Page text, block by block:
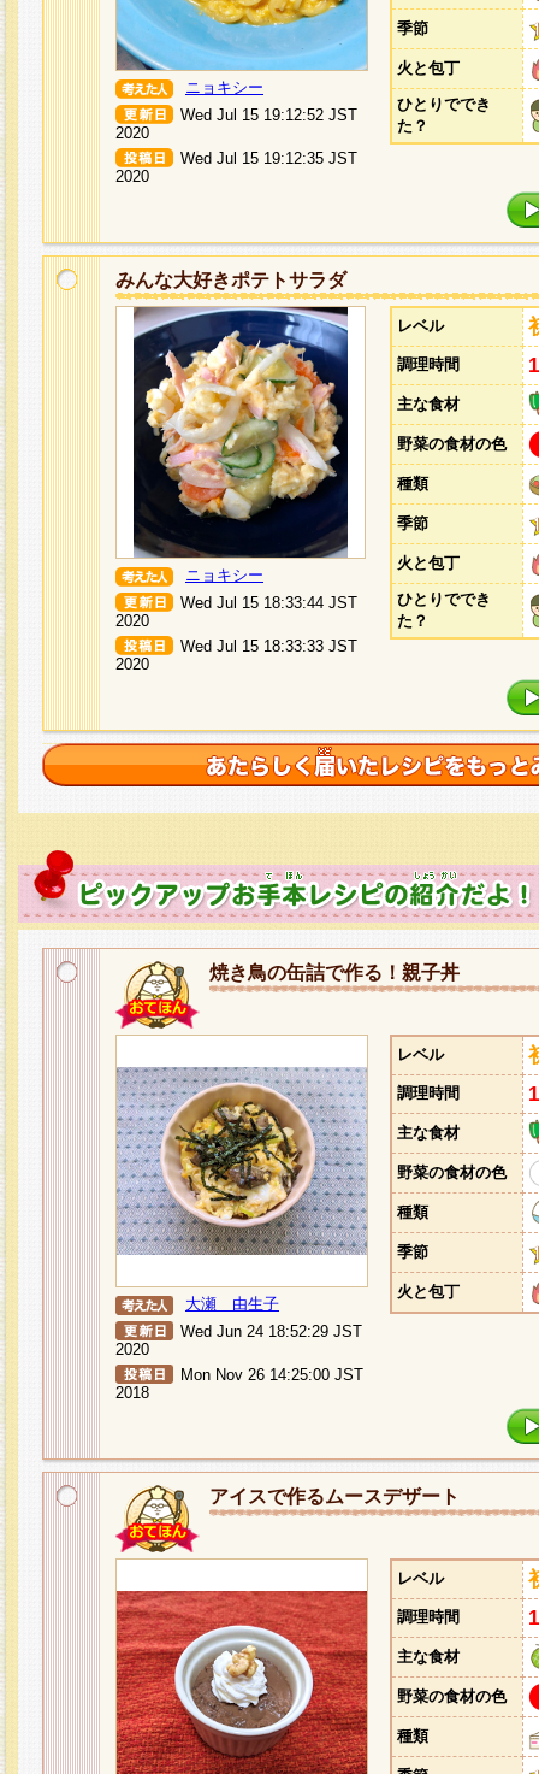
ニョキシー
Wed Jul 15 19:12:52 JST
2020
Wed Jul 15 19:12:35 JST
2020
季節
火と包丁
ひとりででき
た？
みんな大好きポテトサラダ
ニョキシー
Wed Jul 15 18:33:44 JST
2020
Wed Jul 15 18:33:33 JST
2020
レベル
調理時間
主な食材
野菜の食材の色
種類
季節
火と包丁
ひとりででき
た？
焼き鳥の缶詰で作る！親子丼
大瀬 由生子
Wed Jun 24 18:52:29 JST
2020
Mon Nov 26 14:25:00 JST
2018
レベル
調理時間
主な食材
野菜の食材の色
種類
季節
火と包丁
アイスで作るムースデザート
レベル
調理時間
主な食材
野菜の食材の色
種類